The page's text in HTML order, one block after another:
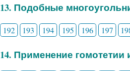
13. Подобные
192 193 194 195 196 197
14. Применение